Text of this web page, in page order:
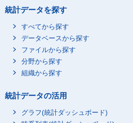
統計データを探す
すべてから探す
データベースから探す
ファイルから探す
分野から探す
組織から探す
統計データの活用
グラフ(統計ダッシュボード)